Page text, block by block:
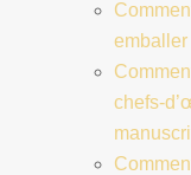
chefs-